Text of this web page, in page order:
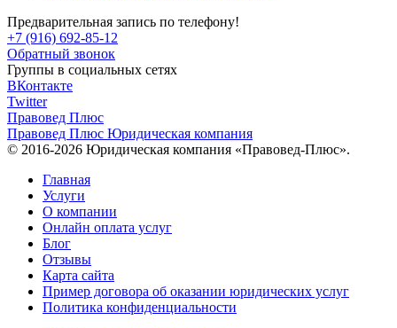
Предварительная запись по телефону!
+7 (916) 692-85-12
Обратный звонок
Группы в социальных сетях
ВКонтакте
Twitter
Правовед Плюс
Правовед Плюс Юридическая компания
© 2016-2026 Юридическая компания «Правовед-Плюс».
Главная
Услуги
О компании
Онлайн оплата услуг
Блог
Отзывы
Карта сайта
Пример договора об оказании юридических услуг
Политика конфиденциальности